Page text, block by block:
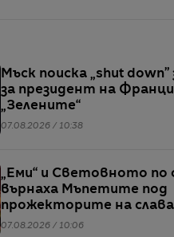
Мъск поиска „shut
за президент на
„Зелените“
07.08.2026 / 10:38
„Еми“ и Световното по
върнаха Мъпетите под
прожекторите на
07.08.2026 / 10:06